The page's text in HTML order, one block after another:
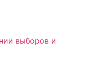
выборов и